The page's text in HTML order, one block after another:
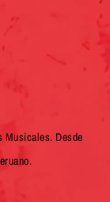
Musicales. Desde